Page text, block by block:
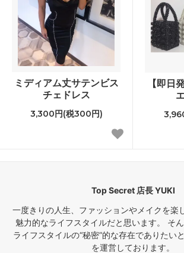
ミディアム丈サテンビス
チェドレス
3,300円(税300円)
【即日
Top Secret 店長 YUKI
一度きりの人生、ファッションやメイクを楽
魅力的なライフスタイルだと思います。 そ
ライフスタイルの“秘密”的な存在でありたい
を運営しております。